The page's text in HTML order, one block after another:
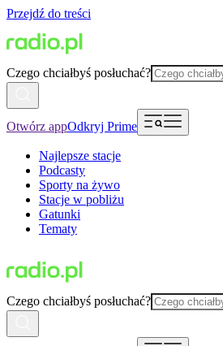
Przejdź do treści
Czego chciałbyś posłuchać?
Otwórz appOdkryj Prime
Najlepsze stacje
Podcasty
Sporty na żywo
Stacje w pobliżu
Gatunki
Tematy
Czego chciałbyś posłuchać?